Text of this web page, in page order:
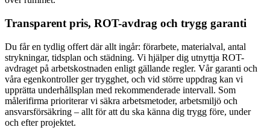
Transparent pris, ROT-avdrag och trygg garanti
Du får en tydlig offert där allt ingår: förarbete, materialval, antal
strykningar, tidsplan och städning. Vi hjälper dig utnyttja ROT-
avdraget på arbetskostnaden enligt gällande regler. Vår garanti och
våra egenkontroller ger trygghet, och vid större uppdrag kan vi
upprätta underhållsplan med rekommenderade intervall. Som
målerifirma prioriterar vi säkra arbetsmetoder, arbetsmiljö och
ansvarsförsäkring – allt för att du ska känna dig trygg före, under
och efter projektet.